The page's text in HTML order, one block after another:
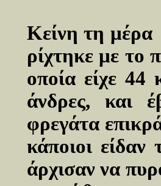
Κείνη τη
ρίχτηκε με το
οποία είχε
άνδρες, και
φρεγάτα
κάποιοι
άρχισαν να